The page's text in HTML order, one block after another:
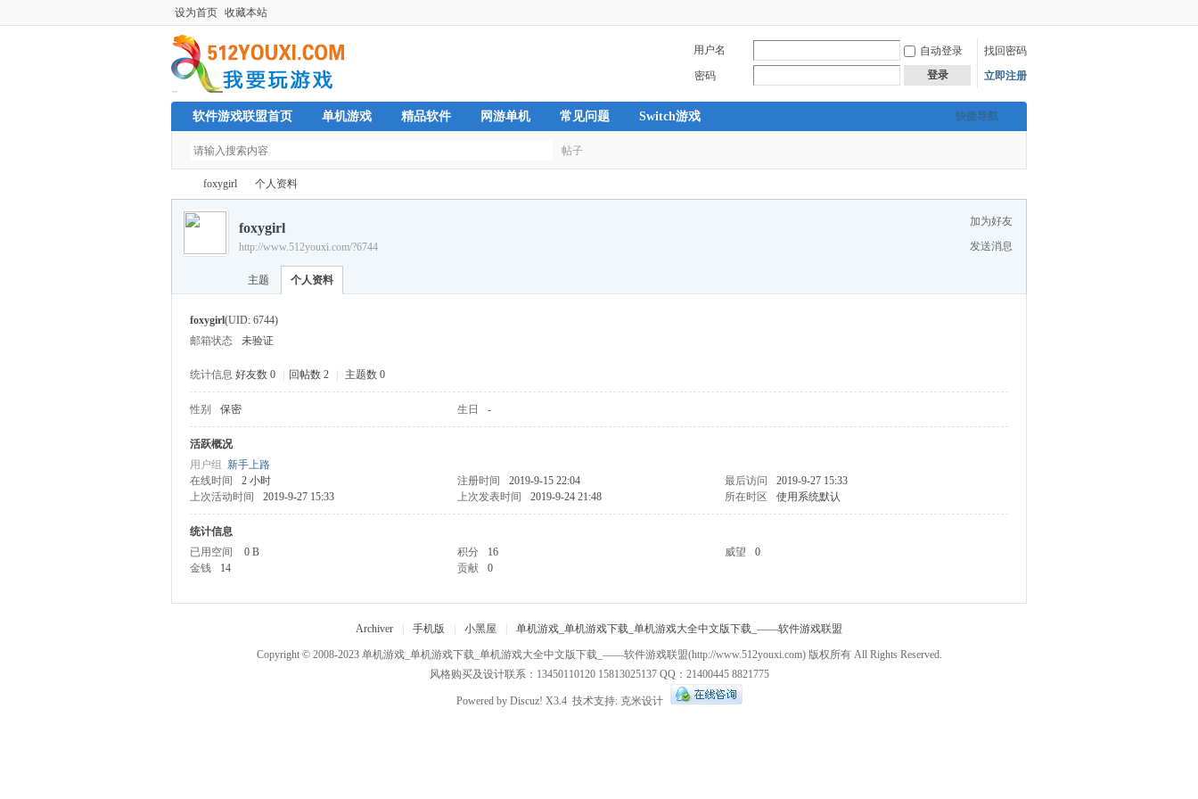
设为首页 收藏本站
用户名 自动登录
找回密码
密码
登录 立即注册
快捷导航
软件游戏联盟首页 单机游戏 精品软件 网游单机 常见问题 Switch游戏
帖子
›
foxygirl 个人资料
加为好友
发送消息
foxygirl
http://www.512youxi.com/?6744
主题 个人资料
foxygirl(UID: 6744)
邮箱状态
未验证
统计信息 好友数 0 回帖数 2 主题数 0
性别 保密 生日 -
活跃概况
用户组 新手上路
在线时间
2 小时 注册时间 2019-9-15 22:04 最后访问
2019-9-27 15:33
上次活动时间
2019-9-27 15:33 上次发表时间 2019-9-24 21:48 所在时区 使用系统默认
统计信息
已用空间
0 B 积分 16 威望
0
金钱
14 贡献 0
Archiver 手机版 小黑屋 单机游戏_单机游戏下载_单机游戏大全中文版下载_——软件游戏联盟
Copyright © 2008-2023 单机游戏_单机游戏下载_单机游戏大全中文版下载_——软件游戏联盟(http://www.512youxi.com) 版权所有 All Rights Reserved.
风格购买及设计联系：13450110120 15813025137 QQ：21400445 8821775
Powered by Discuz! X3.4 技术支持: 克米设计